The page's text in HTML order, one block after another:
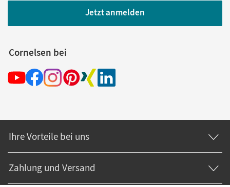
Jetzt anmelden
Cornelsen bei
Ihre Vorteile bei uns
Zahlung und Versand